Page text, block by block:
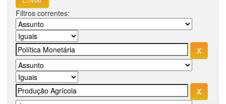
Filtros correntes: